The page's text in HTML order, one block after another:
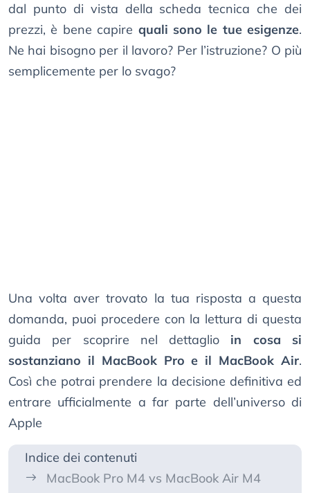
dal punto di vista della scheda tecnica che dei
prezzi, è bene capire quali sono le tue esigenze.
Ne hai bisogno per il lavoro? Per l’istruzione? O più
semplicemente per lo svago?
Una volta aver trovato la tua risposta a questa
domanda, puoi procedere con la lettura di questa
guida per scoprire nel dettaglio in cosa si
sostanziano il MacBook Pro e il MacBook Air.
Così che potrai prendere la decisione definitiva ed
entrare ufficialmente a far parte dell’universo di
Apple
Indice dei contenuti
MacBook Pro M4 vs MacBook Air M4